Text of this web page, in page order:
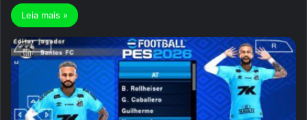
Leia mais »